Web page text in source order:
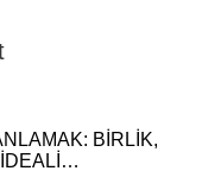
BİRLİK,